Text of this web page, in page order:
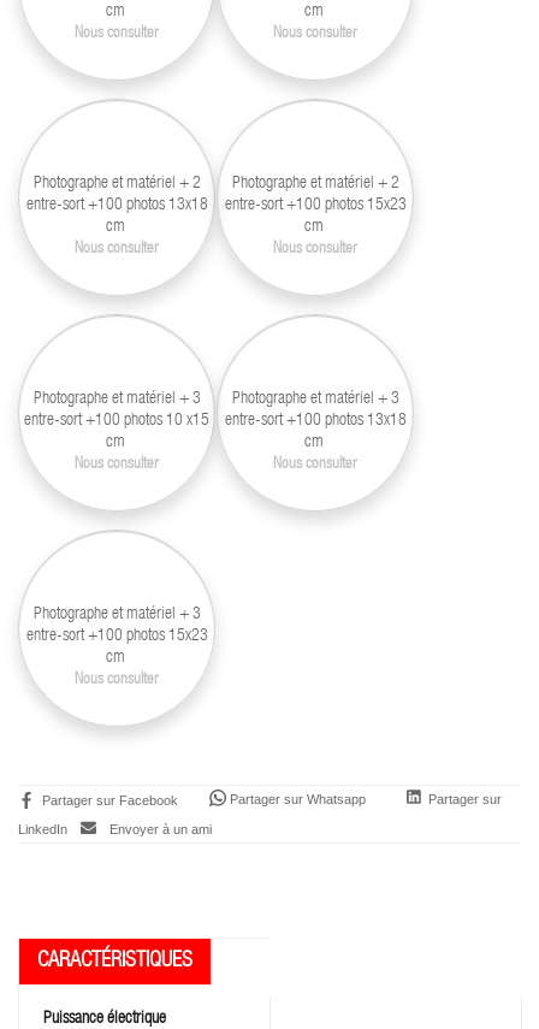
cm
Nous consulter
cm
Nous consulter
Photographe et matériel + 2
entre-sort +100 photos 13x18
cm
Nous consulter
Photographe et matériel + 2
entre-sort +100 photos 15x23
cm
Nous consulter
Photographe et matériel + 3
entre-sort +100 photos 10 x15
cm
Nous consulter
Photographe et matériel + 3
entre-sort +100 photos 13x18
cm
Nous consulter
Photographe et matériel + 3
entre-sort +100 photos 15x23
cm
Nous consulter
Partager sur Facebook Partager sur Whatsapp Partager sur
LinkedIn Envoyer à un ami
Puissance électrique